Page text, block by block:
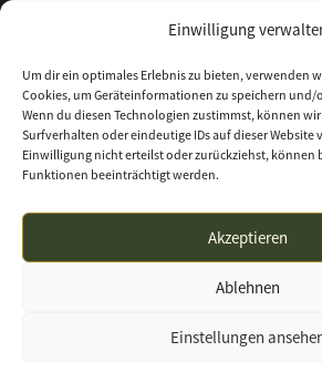
Einwilligung
Um dir ein optimales Erlebnis zu bieten, verwenden
Cookies, um Geräteinformationen zu speichern und/
Wenn du diesen Technologien zustimmst, können
Surfverhalten oder eindeutige IDs auf dieser Website
Einwilligung nicht erteilst oder zurückziehst, können
Funktionen beeinträchtigt werden.
Akzeptieren
Ablehnen
Einstellungen
Impressum
Allgemeine
Nordhessen GmbH